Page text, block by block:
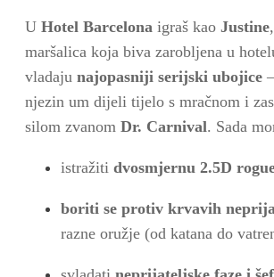
U Hotel Barcelona igraš kao Justine
maršalica koja biva zarobljena u
vladaju najopasniji serijski ubojice
njezin um dijeli tijelo s mračnom i
silom zvanom Dr. Carnival. Sada
istražiti dvosmjernu 2.5D
boriti se protiv krvavih
razne oružje (od katana do